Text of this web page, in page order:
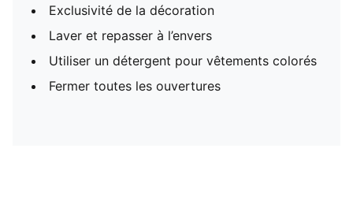
Exclusivité de la décoration
Laver et repasser à l’envers
Utiliser un détergent pour vêtements colorés
Fermer toutes les ouvertures